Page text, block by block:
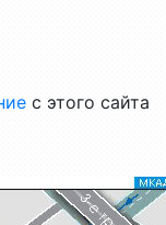
с этого сайта